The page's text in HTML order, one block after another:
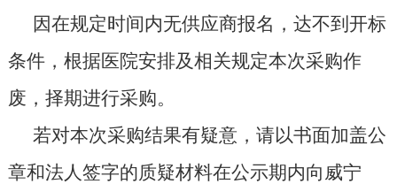
因在规定时间内无供应商报名，达不到开标
条件，根据医院安排及相关规定本次采购作
废，择期进行采购。
若对本次采购结果有疑意，请以书面加盖公
章和法人签字的质疑材料在公示期内向威宁